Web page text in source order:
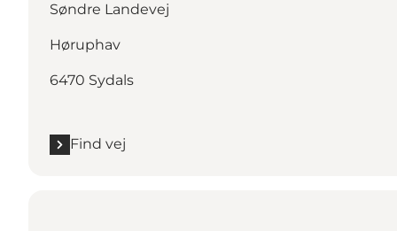
Søndre Landevej
Høruphav
6470 Sydals
Find vej